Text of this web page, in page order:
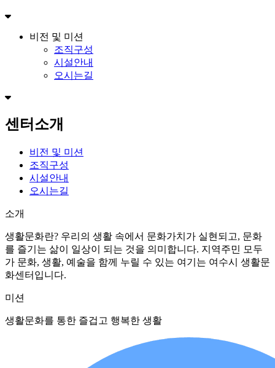
비전 및 미션
조직구성
시설안내
오시는길
센터소개
비전 및 미션
조직구성
시설안내
오시는길
소개
생활문화란? 우리의 생활 속에서 문화가치가 실현되고, 문화
를 즐기는 삶이 일상이 되는 것을 의미합니다. 지역주민 모두
가 문화, 생활, 예술을 함께 누릴 수 있는 여기는 여수시 생활문
화센터 입니다.
미션
생활문화를 통한 즐겁고 행복한 생활